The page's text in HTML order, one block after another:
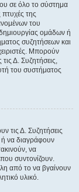
σε όλο το σύστημα
της
του
ομάδων ή
συζητήσεων και
Μπορούν
Δ. Συζητήσεις,
του συστήματος
τις Δ. Συζητήσεις
ή να διαγράφουν
να
συντονίζουν.
από το να βγαίνουν
υλικό.